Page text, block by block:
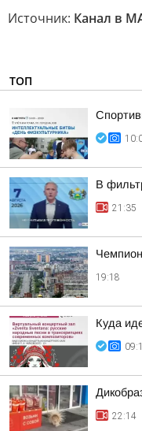
Источник: Канал в
ТОП
В
21:35
19:18
Куда
22:14